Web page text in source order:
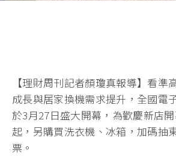
【理財周刊記者顏瓊真報導】看準
成長與居家換機需求提升，全國電
於3月27日盛大開幕，為歡慶新店
起，另購買洗衣機、冰箱，加碼抽
票。